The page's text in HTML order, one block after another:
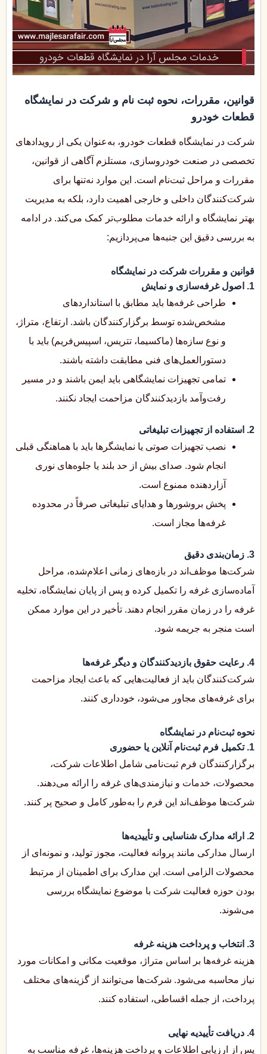
قوانین، مقررات، نحوه ثبت نام و شرکت در نمایشگاه
قطعات خودرو
شرکت در نمایشگاه قطعات خودرو، به‌عنوان یکی از رویدادهای
تخصصی در صنعت خودروسازی، مستلزم آگاهی از قوانین،
مقررات و مراحل ثبت‌نام است. این موارد نه‌تنها برای
شرکت‌کنندگان داخلی و خارجی اهمیت دارد، بلکه به مدیریت
بهتر نمایشگاه و ارائه خدمات مطلوب‌تر کمک می‌کند. در ادامه
به بررسی دقیق این جنبه‌ها می‌پردازیم:
قوانین و مقررات شرکت در نمایشگاه
1. اصول غرفه‌سازی و نمایش
طراحی غرفه‌ها باید مطابق با استانداردهای
مشخص‌شده توسط برگزارکنندگان باشد. ارتفاع، متراژ،
و نوع سازه‌ها (ماکسیما، تتریس، اسپیس‌فریم) باید با
دستورالعمل‌های فنی مطابقت داشته باشند.
تمامی تجهیزات نمایشگاهی باید ایمن باشند و در مسیر
رفت‌وآمد بازدیدکنندگان مزاحمت ایجاد نکنند.
2. استفاده از تجهیزات تبلیغاتی
نصب تجهیزات صوتی یا نمایشگرها باید با هماهنگی قبلی
انجام شود. صدای بیش از حد بلند یا جلوه‌های نوری
آزاردهنده ممنوع است.
پخش بروشورها و هدایای تبلیغاتی صرفاً در محدوده
غرفه‌ها مجاز است.
3. زمان‌بندی دقیق
شرکت‌ها موظف‌اند در بازه‌های زمانی اعلام‌شده، مراحل
آماده‌سازی غرفه را تکمیل کرده و پس از پایان نمایشگاه، تخلیه
غرفه را در زمان مقرر انجام دهند. تأخیر در این موارد ممکن
است منجر به جریمه شود.
4. رعایت حقوق بازدیدکنندگان و دیگر غرفه‌ها
شرکت‌کنندگان باید از فعالیت‌هایی که باعث ایجاد مزاحمت
برای غرفه‌های مجاور می‌شود، خودداری کنند.
نحوه ثبت‌نام در نمایشگاه
1. تکمیل فرم ثبت‌نام آنلاین یا حضوری
برگزارکنندگان فرم ثبت‌نامی شامل اطلاعات شرکت،
محصولات، خدمات و نیازمندی‌های غرفه را ارائه می‌دهند.
شرکت‌ها موظف‌اند این فرم را به‌طور کامل و صحیح پر کنند.
2. ارائه مدارک شناسایی و تأییدیه‌ها
ارسال مدارکی مانند پروانه فعالیت، مجوز تولید، و نمونه‌ای از
محصولات الزامی است. این مدارک برای اطمینان از مرتبط
بودن حوزه فعالیت شرکت با موضوع نمایشگاه بررسی
می‌شوند.
3. انتخاب و پرداخت هزینه غرفه
هزینه غرفه‌ها بر اساس متراژ، موقعیت مکانی و امکانات مورد
نیاز محاسبه می‌شود. شرکت‌ها می‌توانند از گزینه‌های مختلف
پرداخت، از جمله اقساطی، استفاده کنند.
4. دریافت تأییدیه نهایی
پس از ارزیابی اطلاعات و پرداخت هزینه‌ها، غرفه مناسب به